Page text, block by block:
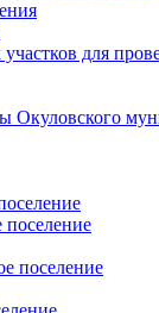
для
Окуловского
поселение
поселение